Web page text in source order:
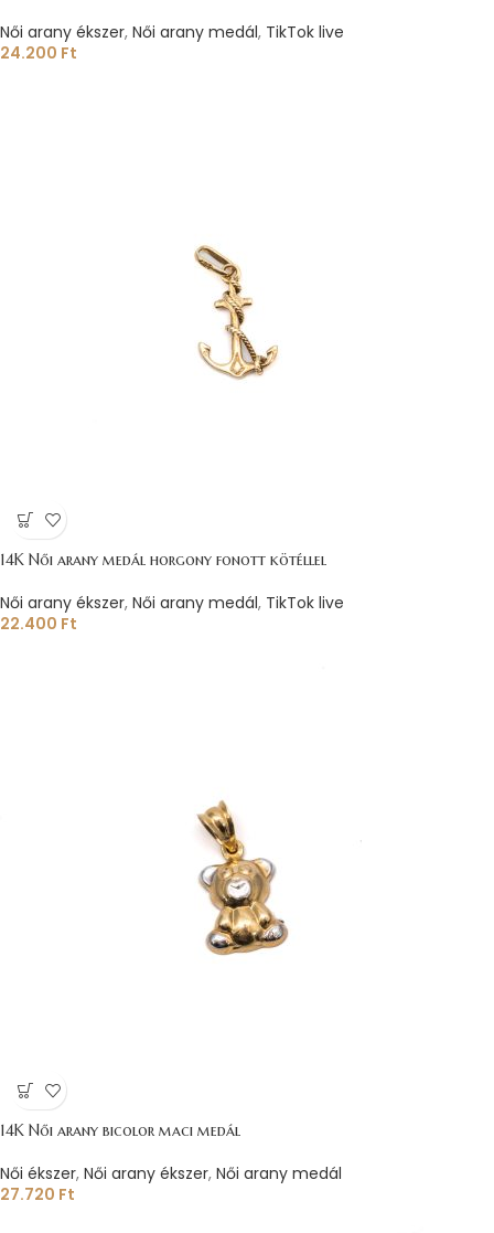
Női arany ékszer, Női arany medál, TikTok live
24.200 Ft
14K Női arany medál horgony fonott kötéllel
Női arany ékszer, Női arany medál, TikTok live
22.400 Ft
14K Női arany bicolor maci medál
Női ékszer, Női arany ékszer, Női arany medál
27.720 Ft